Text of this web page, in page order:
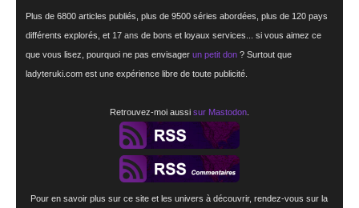
Plus de 6800 articles publiés, plus de 9500 séries abordées, plus de 120 pays
différents explorés, et 17 ans de bons et loyaux services... si vous aimez ce
que vous lisez, pourquoi ne pas envisagerun petit don ? Surtout que
ladyteruki.com est une expérience libre de toute publicité.
Retrouvez-moi aussi sur Mastodon.
Pour en savoir plus sur ce site et les univers à découvrir, rendez-vous sur la